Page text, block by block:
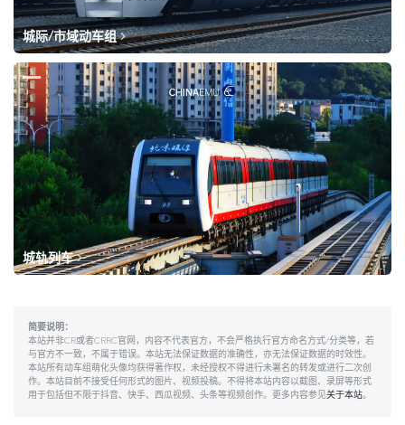
城际/市域动车组
城轨列车
简要说明：
本站并非CR或者CRRC官网，内容不代表官方，不会严格执行官方命名方式/分类等，若
与官方不一致，不属于错误。本站无法保证数据的准确性，亦无法保证数据的时效性。
本站所有动车组萌化头像均获得著作权，未经授权不得进行未署名的转发或进行二次创
作。本站目前不接受任何形式的图片、视频投稿。不得将本站内容以截图、录屏等形式
用于包括但不限于抖音、快手、西瓜视频、头条等视频创作。更多内容参见关于本站。